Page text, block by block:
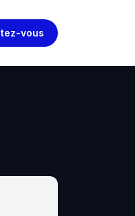
vous